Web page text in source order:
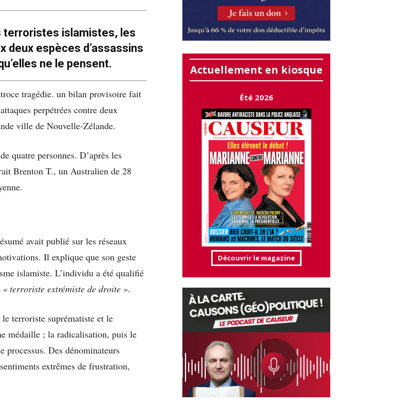
terroristes islamistes, les
deux espèces d’assassins
ne le pensent.
tragédie. un bilan provisoire fait
perpétrées contre deux
ville de Nouvelle-Zélande.
quatre personnes. D’après les
Brenton T., un Australien de 28
avait publié sur les réseaux
Il explique que son geste
islamiste. L’individu a été qualifié
« terroriste extrémiste de droite ».
terroriste suprématiste et le
médaille ; la radicalisation, puis le
processus. Des dénominateurs
extrêmes de frustration,
Actuellement en kiosque
Été 2026
Découvrir le magazine